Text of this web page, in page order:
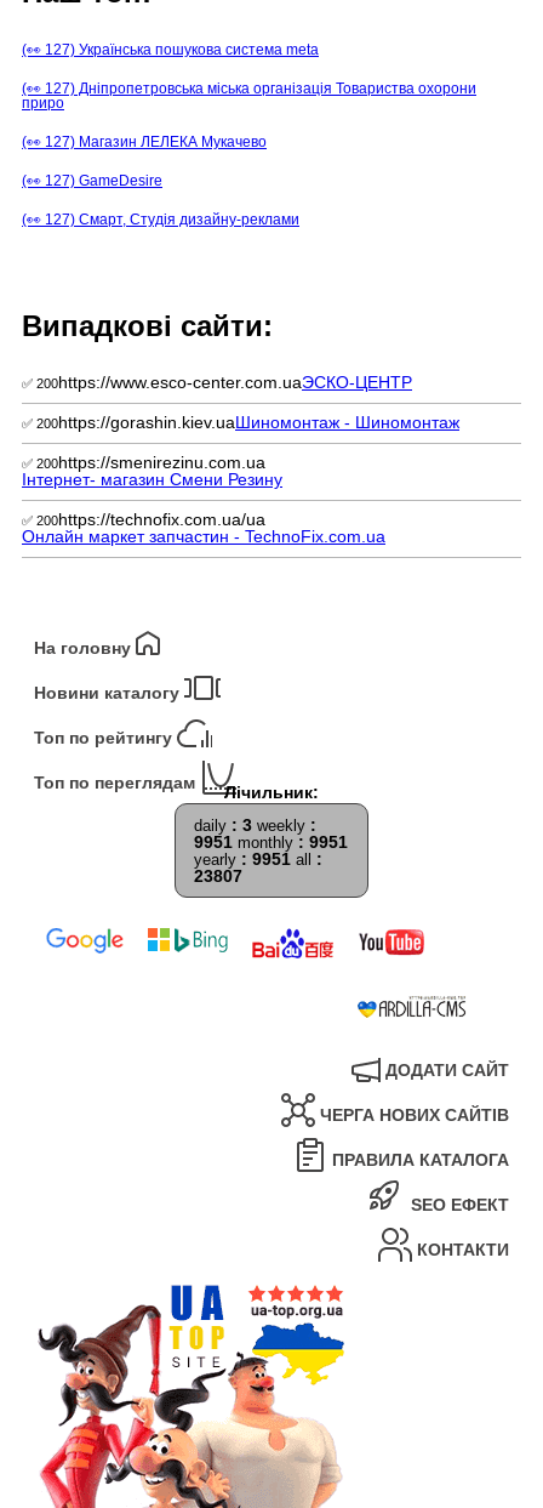
(👀 127) Українська пошукова система meta
(👀 127) Дніпропетровська міська організація Товариства охорони
приро
(👀 127) Магазин ЛЕЛЕКА Мукачево
(👀 127) GameDesire
(👀 127) Смарт, Студія дизайну-реклами
Випадкові сайти:
✅ 200https://www.esco-center.com.uaЭСКО-ЦЕНТР
✅ 200https://gorashin.kiev.uaШиномонтаж - Шиномонтаж
✅ 200https://smenirezinu.com.ua
Інтернет- магазин Смени Резину
✅ 200https://technofix.com.ua/ua
Онлайн маркет запчастин - TechnoFix.com.ua
На головну
Новини каталогу
Топ по рейтингу
Топ по переглядам
daily : 3 weekly :
9951 monthly : 9951
yearly : 9951 all
:
23807
ДОДАТИ САЙТ
ЧЕРГА НОВИХ САЙТІВ
ПРАВИЛА КАТАЛОГА
SEO ЕФЕКТ
КОНТАКТИ